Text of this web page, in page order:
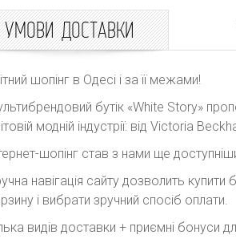
УМОВИ ДОСТАВКИ
шопінг в Одесі і за її межами!
бутік «White Story»
модній індустрії: від Victoria
шопінг став з нами ще
навігація сайту дозволить
і вибрати зручний спосіб оплати.
видів доставки + приємні бонуси